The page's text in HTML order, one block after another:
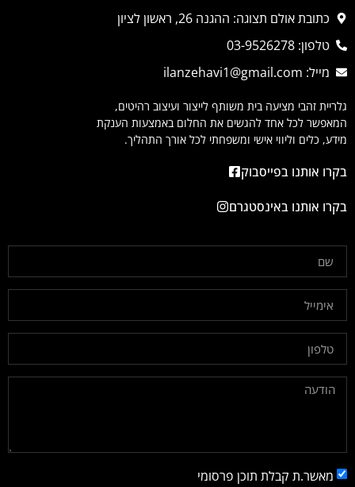
כתובת אולם תצוגה: ההגנה 26, ראשון לציון
טלפון: 03-9526278
מייל: ilanzehavi1@gmail.com
גלריית זהבי מציעה בית משותף לייצור ועיצוב רהיטים,
המאפשר לכל אחד להגשים את החלום באמצעות הענקת
מידע, כלים וליווי אישי ומשפחתי לכל אורך התהליך.
בקרו אותנו בפייסבוק
בקרו אותנו באינסטגרם
מאשר.ת קבלת תוכן פרסומי